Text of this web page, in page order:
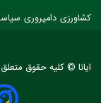
فراخوان
کشاورزی دامپروری
ایانا © کلیه حقوق